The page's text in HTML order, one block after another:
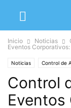
Inicio Noticias
Eventos
Noticias Control de
Control
Eventos